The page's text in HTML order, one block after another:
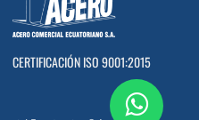
CERTIFICACIÓN ISO 9001:2015